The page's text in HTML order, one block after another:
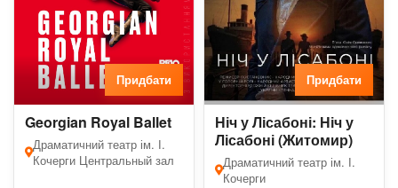
Придбати
Georgian Royal Ballet
Драматичний театр ім. І.
Кочерги Центральный зал
Придбати
Ніч у Лісабоні: Ніч у
Лісабоні (Житомир)
Драматичний театр ім. І.
Кочерги